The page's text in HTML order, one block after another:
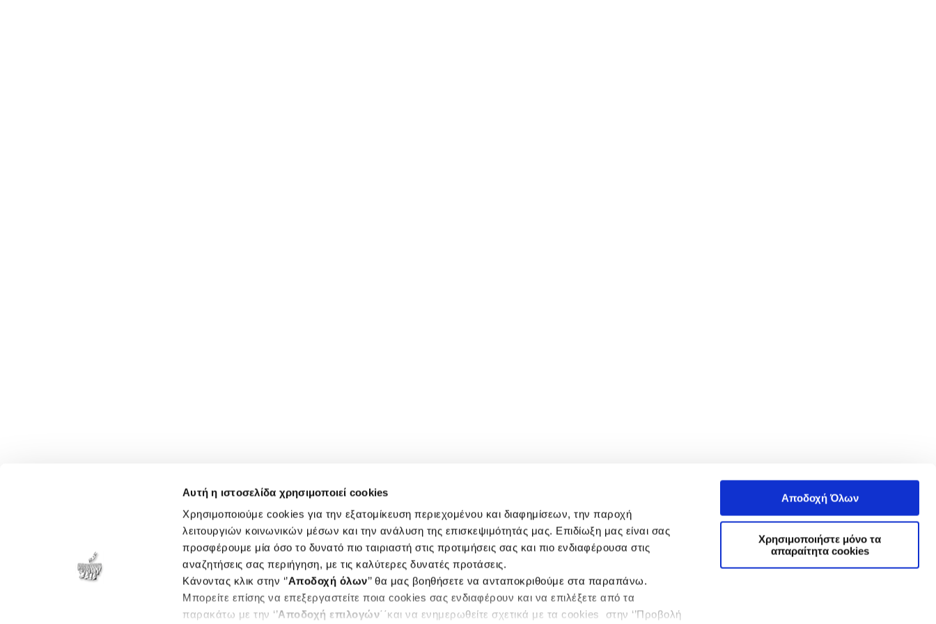
Αυτή η ιστοσελίδα χρησιμοποιεί cookies
Χρησιμοποιούμε cookies για την εξατομίκευση περιεχομένου και διαφημίσεων, την παροχή
λειτουργιών κοινωνικών μέσων και την ανάλυση της επισκεψιμότητάς μας. Επιδίωξη μας είναι σας
προσφέρουμε μία όσο το δυνατό πιο ταιριαστή στις προτιμήσεις σας και πιο ενδιαφέρουσα στις
αναζητήσεις σας περιήγηση, με τις καλύτερες δυνατές προτάσεις.
Κάνοντας κλικ στην ‘’Αποδοχή όλων’’ θα μας βοηθήσετε να ανταποκριθούμε στα παραπάνω.
Μπορείτε επίσης να επεξεργαστείτε ποια cookies σας ενδιαφέρουν και να επιλέξετε από τα
παρακάτω με την ‘’Αποδοχή επιλογών΄΄και να ενημερωθείτε σχετικά με τα cookies στην ‘’Προβολή
Αποδοχή Όλων
Χρησιμοποιήστε μόνο τα
απαραίτητα cookies